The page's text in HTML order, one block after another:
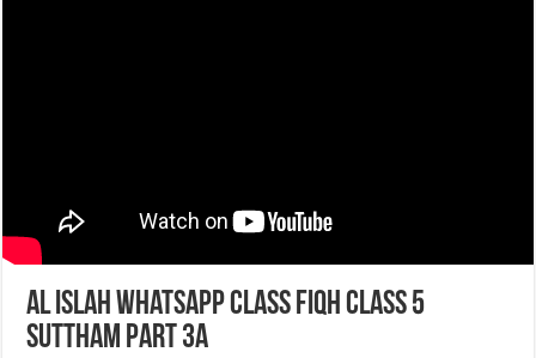
Al Islah WhatsApp Class Fiqh class 5
suttham part 3a